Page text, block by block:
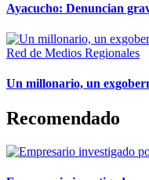
Ayacucho: Denuncian
Red de Medios Regionales
Un millonario, un
Recomendado